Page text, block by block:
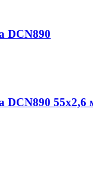
DCN890
DCN890 55х2,6